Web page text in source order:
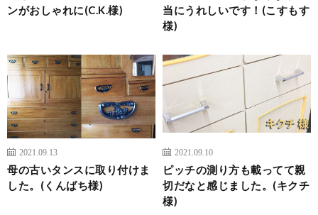
ンがおしゃれに(C.K.様)
当にうれしいです！(こすもす
様)
2021.09.13
母の古いタンスに取り付けま
した。(くんばち様)
2021.09.10
ピッチの測り方も載ってて親
切だなと感じました。(キクチ
様)